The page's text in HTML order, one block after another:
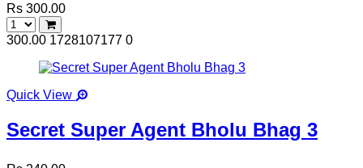
Rs 300.00
300.00 1728107177 0
Quick View
Secret Super Agent Bholu Bhag 3